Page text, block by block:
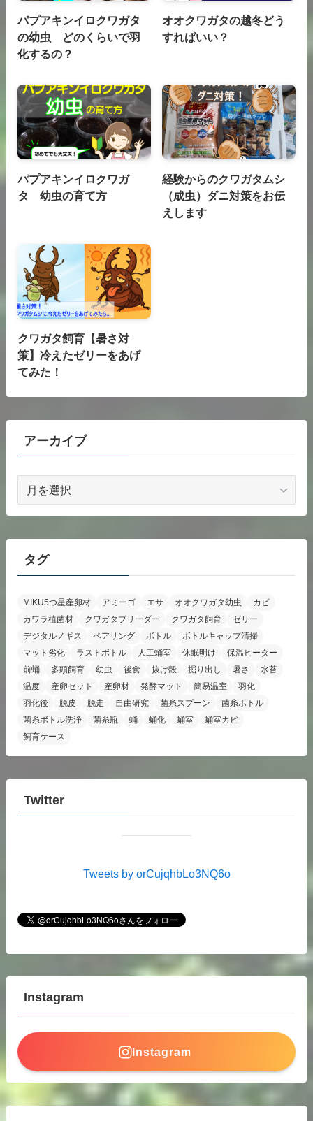
パプアキンイロクワガタ
の幼虫 どのくらいで羽
化するの？
オオクワガタの越冬どう
すればいい？
パプアキンイロクワガ
タ 幼虫の育て方
経験からのクワガタムシ
（成虫）ダニ対策をお伝
えします
クワガタ飼育【暑さ対
策】冷えたゼリーをあげ
てみた！
アーカイブ
カ
タグ
MIKU5つ星産卵材 アミーゴ エサ オオクワガタ幼虫
カビ
カワラ植菌材
クワガタブリーダー クワガタ飼育
ゼリー
デジタルノギス
ペアリング ボトル
ボトルキャップ清掃
マット劣化
ラストボトル 人工蛹室 休眠明け
保温ヒーター
前蛹
多頭飼育 幼虫 後食 抜け殻 掘り出し 暑さ
水苔
温度
産卵セット 産卵材 発酵マット 簡易温室
羽化
羽化後
脱皮 脱走 自由研究 菌糸スプーン
菌糸ボトル
菌糸ボトル洗浄
菌糸瓶 蛹 蛹化 蛹室
蛹室カビ
飼育ケース
Twitter
Tweets by orCujqhbLo3NQ6o
Instagram
Instagram